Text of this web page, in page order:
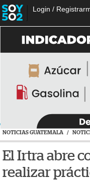
Login /
NOTICIAS GUATEMALA /
El Irtra abre
realizar